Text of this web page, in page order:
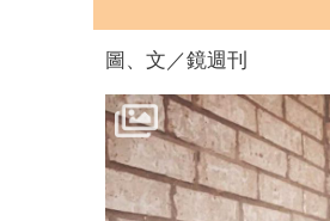
圖、文／鏡週刊